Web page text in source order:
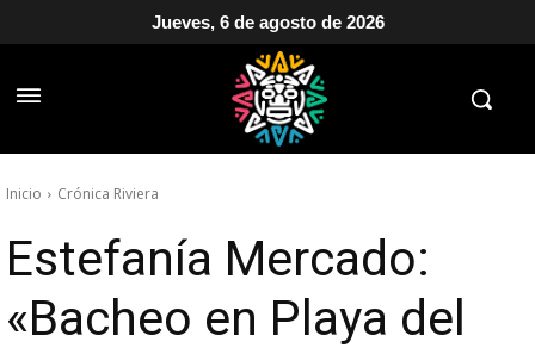
Jueves, 6 de agosto de 2026
Inicio Crónica Riviera
Estefanía Mercado:
«Bacheo en Playa del